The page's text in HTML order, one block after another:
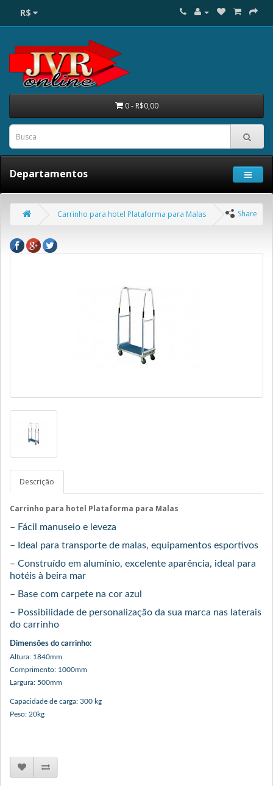
R$
0 - R$0,00
Departamentos
Share
Carrinho para hotel Plataforma para Malas
Descrição
Carrinho para hotel Plataforma para Malas
– Fácil manuseio e leveza
– Ideal para transporte de malas, equipamentos esportivos
– Construído em alumínio, excelente aparência, ideal para
hotéis à beira mar
– Base com carpete na cor azul
– Possibilidade de personalização da sua marca nas laterais
do carrinho
Dimensões do carrinho:
Altura: 1840mm
Comprimento: 1000mm
Largura: 500mm
Capacidade de carga: 300 kg
Peso: 20kg